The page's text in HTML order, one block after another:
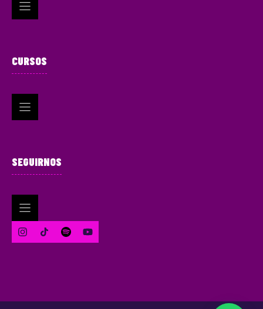
CURSOS
SEGUIRNOS